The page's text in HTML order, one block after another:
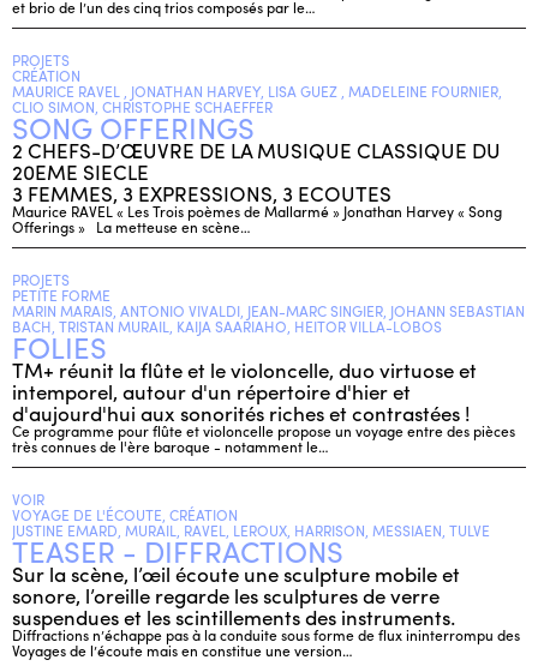
et brio de l’un des cinq trios composés par le…
PROJETS
CRÉATION
MAURICE RAVEL , JONATHAN HARVEY, LISA GUEZ , MADELEINE FOURNIER,
CLIO SIMON, CHRISTOPHE SCHAEFFER
SONG OFFERINGS
2 CHEFS-D’ŒUVRE DE LA MUSIQUE CLASSIQUE DU
20EME SIECLE
3 FEMMES, 3 EXPRESSIONS, 3 ECOUTES
Maurice RAVEL « Les Trois poèmes de Mallarmé » Jonathan Harvey « Song
Offerings » La metteuse en scène…
PROJETS
PETITE FORME
MARIN MARAIS, ANTONIO VIVALDI, JEAN-MARC SINGIER, JOHANN SEBASTIAN
BACH, TRISTAN MURAIL, KAIJA SAARIAHO, HEITOR VILLA-LOBOS
FOLIES
TM+ réunit la flûte et le violoncelle, duo virtuose et
intemporel, autour d'un répertoire d'hier et
d'aujourd'hui aux sonorités riches et contrastées !
Ce programme pour flûte et violoncelle propose un voyage entre des pièces
très connues de l'ère baroque - notamment le…
VOIR
VOYAGE DE L'ÉCOUTE, CRÉATION
JUSTINE EMARD, MURAIL, RAVEL, LEROUX, HARRISON, MESSIAEN, TULVE
TEASER - DIFFRACTIONS
Sur la scène, l’œil écoute une sculpture mobile et
sonore, l’oreille regarde les sculptures de verre
suspendues et les scintillements des instruments.
Diffractions n’échappe pas à la conduite sous forme de flux ininterrompu des
Voyages de l’écoute mais en constitue une version…